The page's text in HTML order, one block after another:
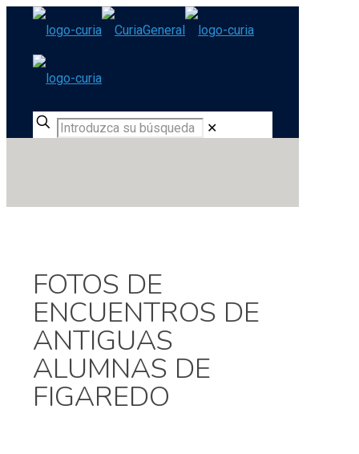
✕
FOTOS DE
ENCUENTROS DE
ANTIGUAS
ALUMNAS DE
FIGAREDO